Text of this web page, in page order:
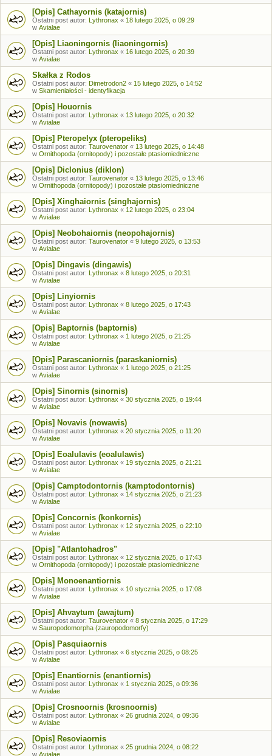
[Opis] Cathayornis (katajornis)
Ostatni post autor: Lythronax « 18 lutego 2025, o 09:29
w Avialae
[Opis] Liaoningornis (liaoningornis)
Ostatni post autor: Lythronax « 16 lutego 2025, o 20:39
w Avialae
Skałka z Rodos
Ostatni post autor: Dimetrodon2 « 15 lutego 2025, o 14:52
w Skamieniałości - identyfikacja
[Opis] Houornis
Ostatni post autor: Lythronax « 13 lutego 2025, o 20:32
w Avialae
[Opis] Pteropelyx (pteropeliks)
Ostatni post autor: Taurovenator « 13 lutego 2025, o 14:48
w Ornithopoda (ornitopody) i pozostałe ptasiomiedniczne
[Opis] Diclonius (diklon)
Ostatni post autor: Taurovenator « 13 lutego 2025, o 13:46
w Ornithopoda (ornitopody) i pozostałe ptasiomiedniczne
[Opis] Xinghaiornis (singhajornis)
Ostatni post autor: Lythronax « 12 lutego 2025, o 23:04
w Avialae
[Opis] Neobohaiornis (neopohajornis)
Ostatni post autor: Taurovenator « 9 lutego 2025, o 13:53
w Avialae
[Opis] Dingavis (dingawis)
Ostatni post autor: Lythronax « 8 lutego 2025, o 20:31
w Avialae
[Opis] Linyiornis
Ostatni post autor: Lythronax « 8 lutego 2025, o 17:43
w Avialae
[Opis] Baptornis (baptornis)
Ostatni post autor: Lythronax « 1 lutego 2025, o 21:25
w Avialae
[Opis] Parascaniornis (paraskaniornis)
Ostatni post autor: Lythronax « 1 lutego 2025, o 21:25
w Avialae
[Opis] Sinornis (sinornis)
Ostatni post autor: Lythronax « 30 stycznia 2025, o 19:44
w Avialae
[Opis] Novavis (nowawis)
Ostatni post autor: Lythronax « 20 stycznia 2025, o 11:20
w Avialae
[Opis] Eoalulavis (eoalulawis)
Ostatni post autor: Lythronax « 19 stycznia 2025, o 21:21
w Avialae
[Opis] Camptodontornis (kamptodontornis)
Ostatni post autor: Lythronax « 14 stycznia 2025, o 21:23
w Avialae
[Opis] Concornis (konkornis)
Ostatni post autor: Lythronax « 12 stycznia 2025, o 22:10
w Avialae
[Opis] "Atlantohadros"
Ostatni post autor: Lythronax « 12 stycznia 2025, o 17:43
w Ornithopoda (ornitopody) i pozostałe ptasiomiedniczne
[Opis] Monoenantiornis
Ostatni post autor: Lythronax « 10 stycznia 2025, o 17:08
w Avialae
[Opis] Ahvaytum (awajtum)
Ostatni post autor: Taurovenator « 8 stycznia 2025, o 17:29
w Sauropodomorpha (zauropodomorfy)
[Opis] Pasquiaornis
Ostatni post autor: Lythronax « 6 stycznia 2025, o 08:25
w Avialae
[Opis] Enantiornis (enantiornis)
Ostatni post autor: Lythronax « 1 stycznia 2025, o 09:36
w Avialae
[Opis] Crosnoornis (krosnoornis)
Ostatni post autor: Lythronax « 26 grudnia 2024, o 09:36
w Avialae
[Opis] Resoviaornis
Ostatni post autor: Lythronax « 25 grudnia 2024, o 08:22
w Avialae